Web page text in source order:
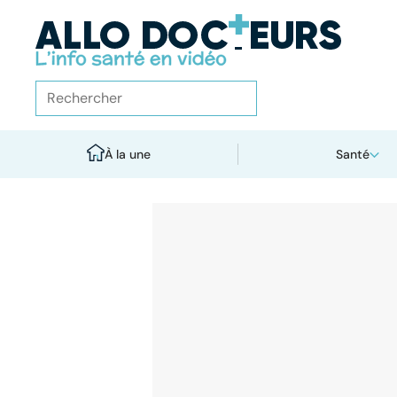
À la une Santé